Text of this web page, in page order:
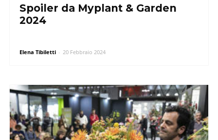
Spoiler da Myplant & Garden
2024
Elena Tibiletti - 20 Febbraio 2024